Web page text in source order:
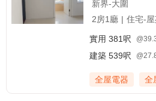
新界-大圍
2房1廳 | 住宅-
實用 381呎
建築 539呎
全屋電器 全